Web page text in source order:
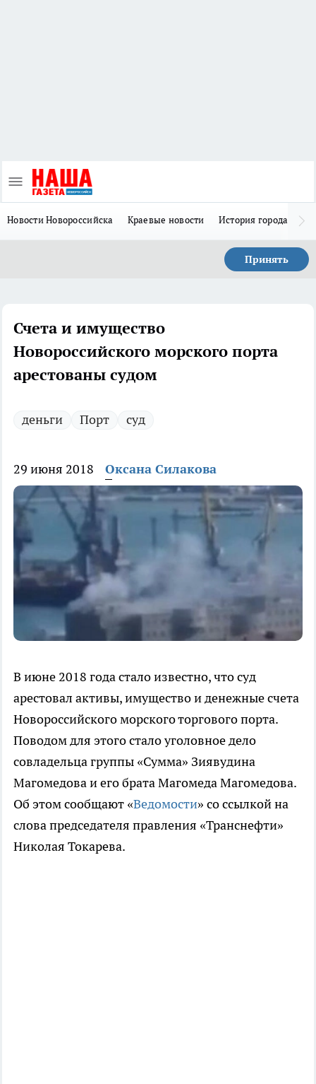
Новости Новороссийска Краевые новости История города Н
Принять
Счета и имущество
Новороссийского морского порта
арестованы судом
деньги Порт суд
29 июня 2018 Оксана Силакова
В июне 2018 года стало известно, что суд
арестовал активы, имущество и денежные счета
Новороссийского морского торгового порта.
Поводом для этого стало уголовное дело
совладельца группы «Сумма» Зиявудина
Магомедова и его брата Магомеда Магомедова.
Об этом сообщают «Ведомости» со ссылкой на
слова председателя правления «Транснефти»
Николая Токарева.